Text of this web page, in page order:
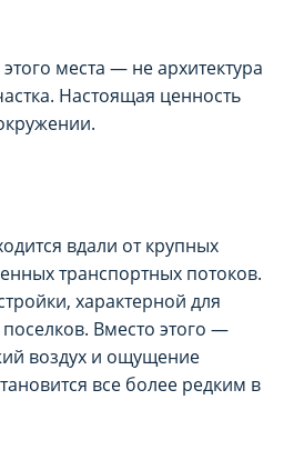
места — не архитектура
Настоящая ценность
вдали от крупных
транспортных потоков.
характерной для
Вместо этого —
воздух и ощущение
все более редким в